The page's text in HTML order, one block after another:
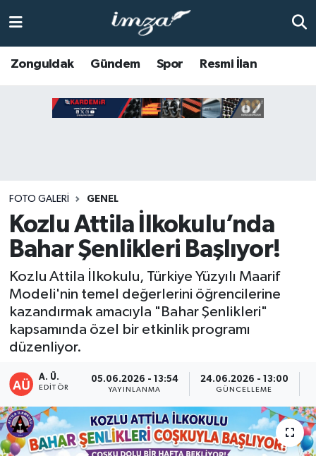
Zonguldak Gündem Spor Resmi İlan
FOTO GALERI GENEL
Kozlu Attila İlkokulu’nda
Bahar Şenlikleri Başlıyor!
Kozlu Attila İlkokulu, Türkiye Yüzyılı Maarif
Modeli'nin temel değerlerini öğrencilerine
kazandırmak amacıyla "Bahar Şenlikleri"
kapsamında özel bir etkinlik programı
düzenliyor.
A. Ü.
EDITÖR
05.06.2026 - 13:54
YAYINLANMA
24.06.2026 - 13:00
GÜNCELLEME
Anasayfa
KİLİMLİ
BARTIN
BOLU
ÇAYCUMA
DEVREK
DÜZCE
EREĞLİ
GÖKÇEBEY
Zonguldak Hava Durumu
Tüm Manşetler
Son Dakika Haberleri
Haber Arşivi